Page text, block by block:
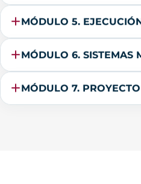
MÓDULO 5.
MÓDULO 6. SISTEMAS
MÓDULO 7.